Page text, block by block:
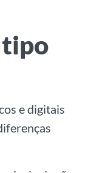
e digitais